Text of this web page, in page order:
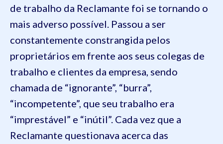
de trabalho da Reclamante foi se tornando o
mais adverso possível. Passou a ser
constantemente constrangida pelos
proprietários em frente aos seus colegas de
trabalho e clientes da empresa, sendo
chamada de “ignorante”, “burra”,
“incompetente”, que seu trabalho era
“imprestável” e “inútil”. Cada vez que a
Reclamante questionava acerca das